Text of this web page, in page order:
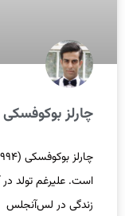
چارلز
است. علیرغم تولد در
زندگی در لس‌آنجلس